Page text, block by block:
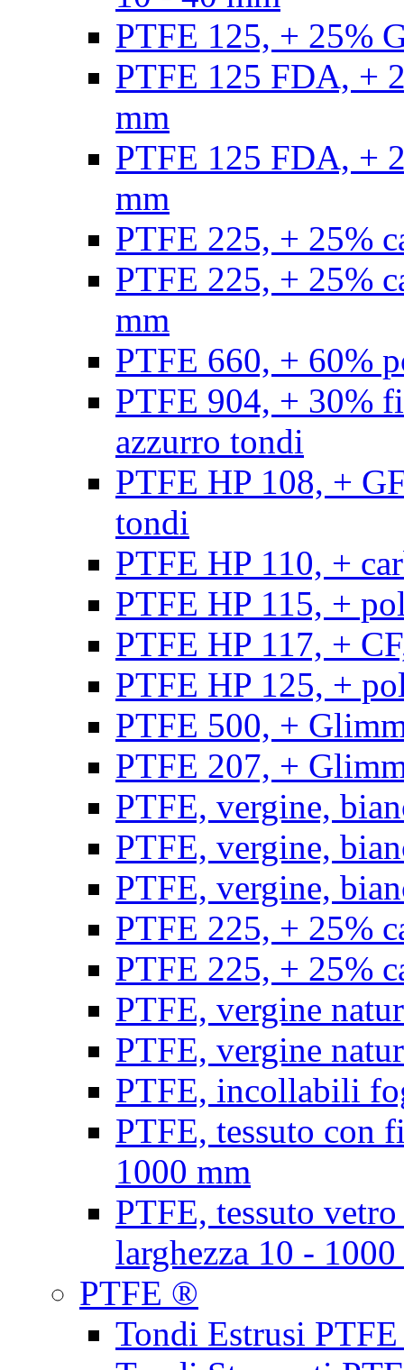
PTFE 125, + 25%
PTFE 125 FDA, +
mm
PTFE 125 FDA, +
mm
PTFE 225, + 25%
PTFE 225, + 25%
mm
PTFE 660, + 60%
PTFE 904, + 30%
azzurro tondi
PTFE HP 108, +
tondi
PTFE HP 110, +
PTFE HP 115, +
PTFE HP 117, +
PTFE HP 125, +
PTFE 500, +
PTFE 207, +
PTFE, vergine,
PTFE, vergine,
PTFE, vergine,
PTFE 225, + 25%
PTFE 225, + 25%
PTFE, vergine
PTFE, vergine
PTFE, incollabili
PTFE, tessuto con
1000 mm
PTFE, tessuto
larghezza 10 -
PTFE ®
Tondi Estrusi